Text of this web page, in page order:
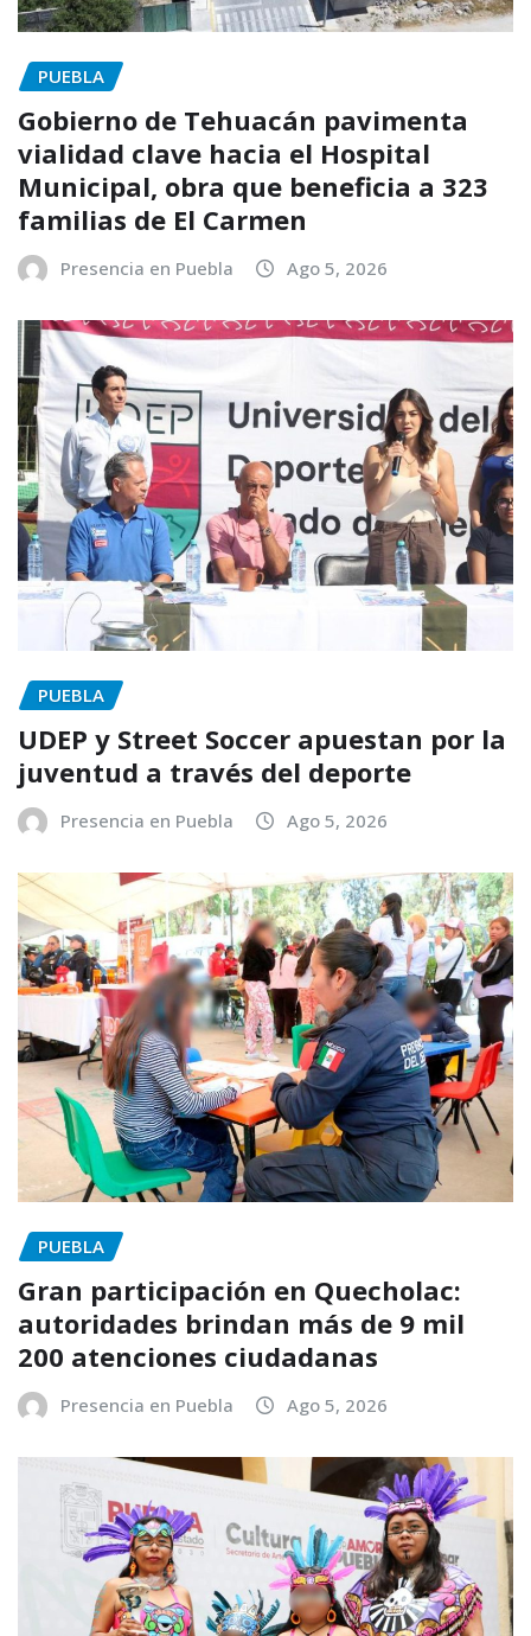
PUEBLA
Gobierno de Tehuacán pavimenta
vialidad clave hacia el Hospital
Municipal, obra que beneficia a 323
familias de El Carmen
Presencia en Puebla Ago 5, 2026
PUEBLA
UDEP y Street Soccer apuestan por la
juventud a través del deporte
Presencia en Puebla Ago 5, 2026
PUEBLA
Gran participación en Quecholac:
autoridades brindan más de 9 mil
200 atenciones ciudadanas
Presencia en Puebla Ago 5, 2026